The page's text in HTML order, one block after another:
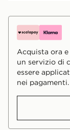
Acquista ora
un servizio di
essere
nei